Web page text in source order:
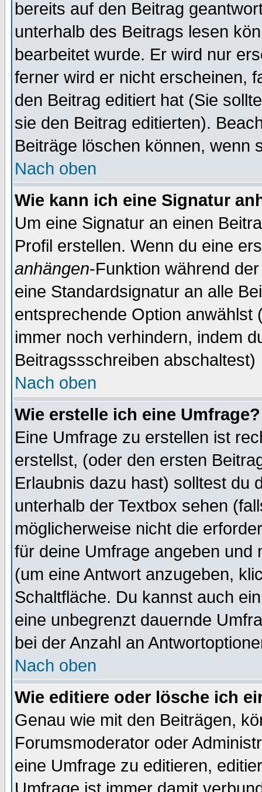
bereits auf den Beitrag
unterhalb des Beitrags lesen
bearbeitet wurde. Er wird nur
ferner wird er nicht erscheinen,
den Beitrag editiert hat (Sie
sie den Beitrag editierten).
Beiträge löschen können, wenn
Nach oben
Wie kann ich eine Signatur
Um eine Signatur an einen
Profil erstellen. Wenn du eine
anhängen-Funktion während
eine Standardsignatur an alle
entsprechende Option anwählst
immer noch verhindern, indem
Beitragssschreiben abschaltest)
Nach oben
Wie erstelle ich eine Umfrage?
Eine Umfrage zu erstellen ist
erstellst, (oder den ersten
Erlaubnis dazu hast) solltest du
unterhalb der Textbox sehen
möglicherweise nicht die
für deine Umfrage angeben und
(um eine Antwort anzugeben,
Schaltfläche. Du kannst auch
eine unbegrenzt dauernde
bei der Anzahl an
Nach oben
Wie editiere oder lösche ich
Genau wie mit den Beiträgen,
Forumsmoderator oder
eine Umfrage zu editieren,